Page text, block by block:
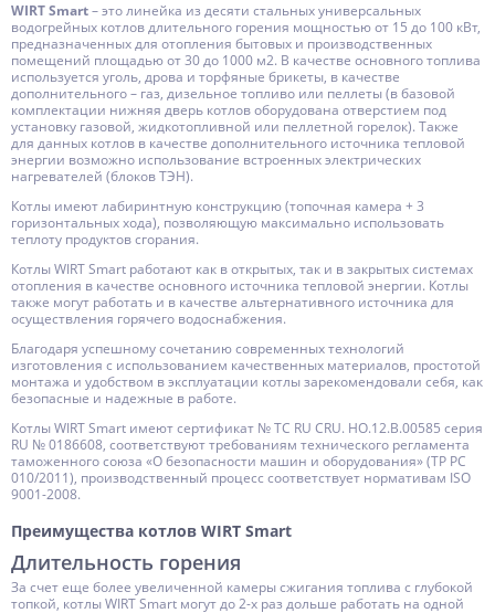
WIRT Smart– это линейка из десяти стальных универсальных
водогрейных котлов длительного горения мощностью от 15 до 100 кВт,
предназначенных для отопления бытовых и производственных
помещений площадью от 30 до 1000 м2. В качестве основного топлива
используется уголь, дрова и торфяные брикеты, в качестве
дополнительного – газ, дизельное топливо или пеллеты (в базовой
комплектации нижняя дверь котлов оборудована отверстием под
установку газовой, жидкотопливной или пеллетной горелок). Также
для данных котлов в качестве дополнительного источника тепловой
энергии возможно использование встроенных электрических
нагревателей (блоков ТЭН).
Котлы имеют лабиринтную конструкцию (топочная камера + 3
горизонтальных хода), позволяющую максимально использовать
теплоту продуктов сгорания.
Котлы WIRT Smart работают как в открытых, так и в закрытых системах
отопления в качестве основного источника тепловой энергии. Котлы
также могут работать и в качестве альтернативного источника для
осуществления горячего водоснабжения.
Благодаря успешному сочетанию современных технологий
изготовления с использованием качественных материалов, простотой
монтажа и удобством в эксплуатации котлы зарекомендовали себя, как
безопасные и надежные в работе.
Котлы WIRT Smart имеют сертификат № ТС RU CRU. HO.12.B.00585 серия
RU № 0186608, соответствуют требованиям технического регламента
таможенного союза «О безопасности машин и оборудования» (ТР РС
010/2011), производственный процесс соответствует нормативам ISO
9001-2008.
Преимущества котлов WIRT Smart
Длительность горения
За счет еще более увеличенной камеры сжигания топлива с глубокой
топкой, котлы WIRT Smart могут до 2-х раз дольше работать на одной